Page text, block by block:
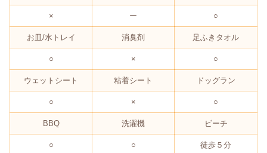
× ー ○
お皿/水トレイ 消臭剤 足ふきタオル
○ × ○
ウェットシート 粘着シート ドッグラン
○ × ○
BBQ 洗濯機 ビーチ
○ ○ 徒歩５分